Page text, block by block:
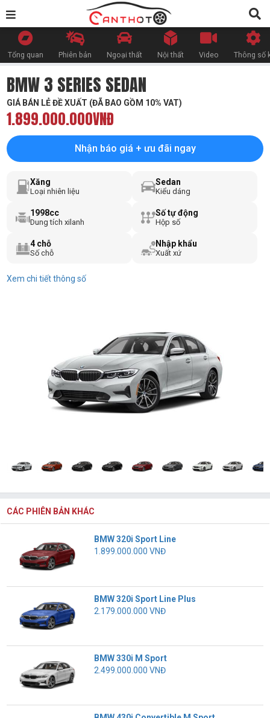
Tổng quan Phiên bản Ngoại thất Nội thất Video Thông số
BMW 3 SERIES SEDAN
GIÁ BÁN LẺ ĐỀ XUẤT (ĐÃ BAO GỒM 10% VAT)
1.899.000.000VNĐ
Nhận báo giá + ưu đãi ngay
Xăng
Loại nhiên liệu
Sedan
Kiểu dáng
1998cc
Dung tích xilanh
Số tự động
Hộp số
4 chỗ
Số chỗ
Nhập khẩu
Xuất xứ
Xem chi tiết thông số
CÁC PHIÊN BẢN KHÁC
BMW 320i Sport Line
1.899.000.000 VNĐ
BMW 320i Sport Line Plus
2.179.000.000 VNĐ
BMW 330i M Sport
2.499.000.000 VNĐ